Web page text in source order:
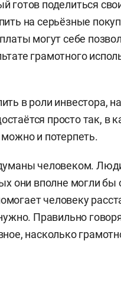
готов поделиться
на серьёзные
могут себе
грамотного
в роли инвестора,
просто так, в
и потерпеть.
человеком.
они вполне могли бы
человеку
Правильно
насколько